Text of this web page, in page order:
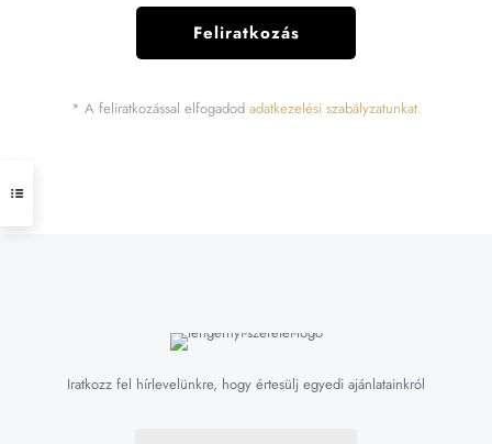
* A feliratkozással elfogadod adatkezelési szabályzatunkat.
Iratkozz fel hírlevelünkre, hogy értesülj egyedi ajánlatainkról